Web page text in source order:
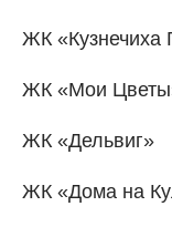
ЖК «Кузнечиха
ЖК «Мои
ЖК «Дельвиг»
ЖК «Дома на